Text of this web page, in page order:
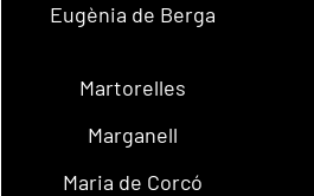
Eugènia de Berga
Martorelles
Marganell
Maria de Corcó